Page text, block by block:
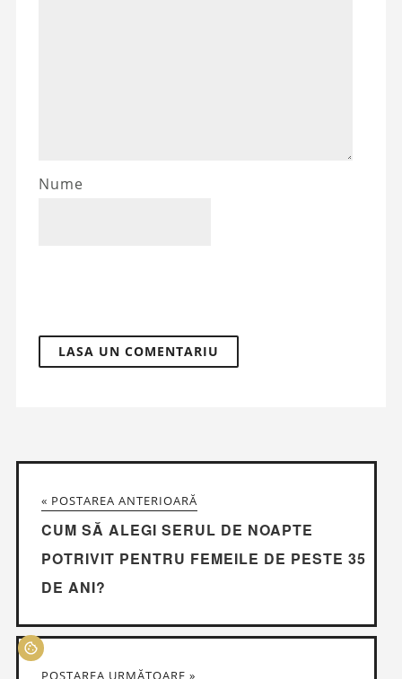
Nume
« POSTAREA ANTERIOARĂ
CUM SĂ ALEGI SERUL DE NOAPTE
POTRIVIT PENTRU FEMEILE DE PESTE 35
DE ANI?
POSTAREA URMĂTOARE »